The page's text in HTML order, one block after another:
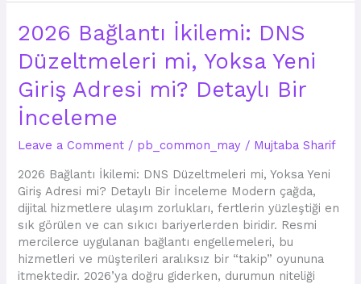
2026 Bağlantı İkilemi: DNS
Düzeltmeleri mi, Yoksa Yeni
Giriş Adresi mi? Detaylı Bir
İnceleme
Leave a Comment / pb_common_may / Mujtaba Sharif
2026 Bağlantı İkilemi: DNS Düzeltmeleri mi, Yoksa Yeni
Giriş Adresi mi? Detaylı Bir İnceleme Modern çağda,
dijital hizmetlere ulaşım zorlukları, fertlerin yüzleştiği en
sık görülen ve can sıkıcı bariyerlerden biridir. Resmi
mercilerce uygulanan bağlantı engellemeleri, bu
hizmetleri ve müşterileri aralıksız bir “takip” oyununa
itmektedir. 2026’ya doğru giderken, durumun niteliği
2026
Bağlantı
İkilemi:
DNS
Düzeltmeleri
mi,
Yoksa
Yeni
Adresi
mi?
Detaylı
Bir
İnceleme